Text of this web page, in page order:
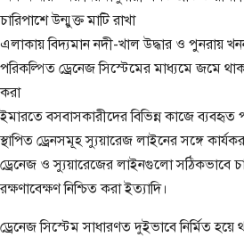
চারিপাশে উন্মুক্ত মাটি রাখা
এলাকায় বিদ্যমান নদী-খাল উদ্ধার ও পুনরায়
পরিকল্পিত ড্রেনেজ সিস্টেমের মাধ্যমে জমে থাকা
করা
ইমারতে বসবাসকারীদের বিভিন্ন কাজে ব্যবহৃত
স্থাপিত ড্রেনসমূহ স্যুয়ারেজ লাইনের সঙ্গে
ড্রেনেজ ও স্যুয়ারেজের লাইনগুলো সঠিকভাবে
রক্ষণাবেক্ষণ নিশ্চিত করা ইত্যাদি।
ড্রেনেজ সিস্টেম সাধারণত দুইভাবে নির্মিত হয়ে